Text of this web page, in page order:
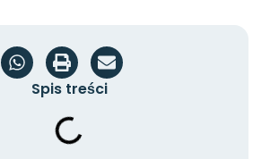
Spis treści